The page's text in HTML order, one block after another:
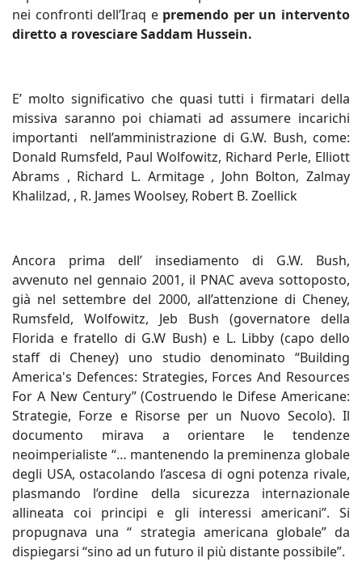
nei confronti dell’Iraq e premendo per un intervento
diretto a rovesciare Saddam Hussein.
E’ molto significativo che quasi tutti i firmatari della
missiva saranno poi chiamati ad assumere incarichi
importanti nell’amministrazione di G.W. Bush, come:
Donald Rumsfeld, Paul Wolfowitz, Richard Perle, Elliott
Abrams , Richard L. Armitage , John Bolton, Zalmay
Khalilzad, , R. James Woolsey, Robert B. Zoellick
Ancora prima dell’ insediamento di G.W. Bush,
avvenuto nel gennaio 2001, il PNAC aveva sottoposto,
già nel settembre del 2000, all’attenzione di Cheney,
Rumsfeld, Wolfowitz, Jeb Bush (governatore della
Florida e fratello di G.W Bush) e L. Libby (capo dello
staff di Cheney) uno studio denominato “Building
America's Defences: Strategies, Forces And Resources
For A New Century” (Costruendo le Difese Americane:
Strategie, Forze e Risorse per un Nuovo Secolo). Il
documento mirava a orientare le tendenze
neoimperialiste “… mantenendo la preminenza globale
degli USA, ostacolando l’ascesa di ogni potenza rivale,
plasmando l’ordine della sicurezza internazionale
allineata coi principi e gli interessi americani”. Si
propugnava una “ strategia americana globale” da
dispiegarsi “sino ad un futuro il più distante possibile”.